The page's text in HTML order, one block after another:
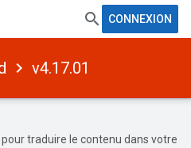
CONNEXION
v4.17.01
traduire le contenu dans votre